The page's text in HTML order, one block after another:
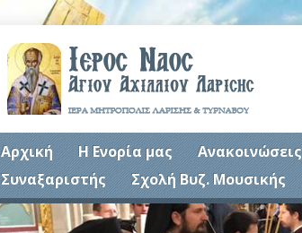
Αρχική Η Ενορία μας Ανακοινώσεις
Συναξαριστής
Σχολή Βυζ. Μουσικής